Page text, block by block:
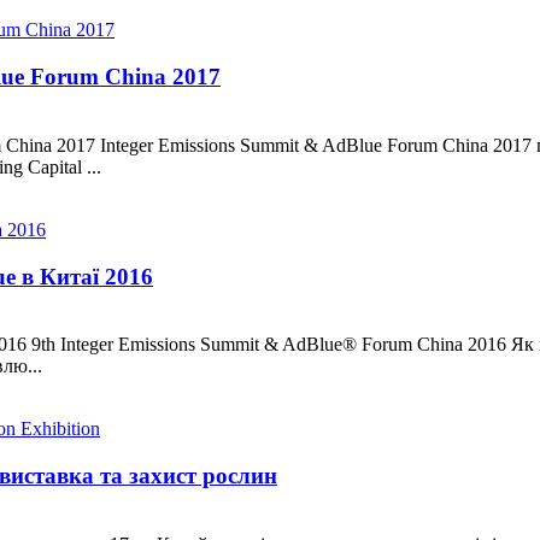
Forum China 2017
2017 Integer Emissions Summit & AdBlue Forum China
Capital ...
в Китаї 2016
9th Integer Emissions Summit & AdBlue® Forum China 2016 Як
та захист рослин